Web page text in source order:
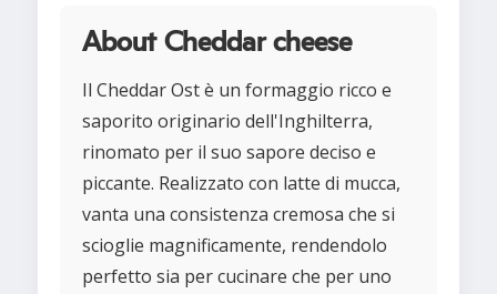
About Cheddar cheese
Il Cheddar Ost è un formaggio ricco e
saporito originario dell'Inghilterra,
rinomato per il suo sapore deciso e
piccante. Realizzato con latte di mucca,
vanta una consistenza cremosa che si
scioglie magnificamente, rendendolo
perfetto sia per cucinare che per uno